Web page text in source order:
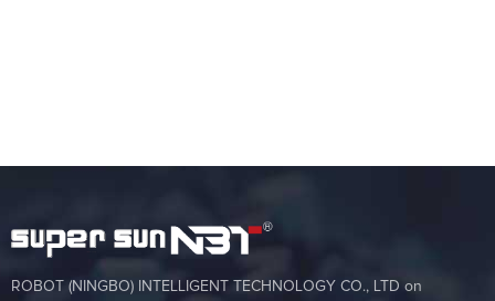
ROBOT (NINGBO) INTELLIGENT TECHNOLOGY CO., LTD on